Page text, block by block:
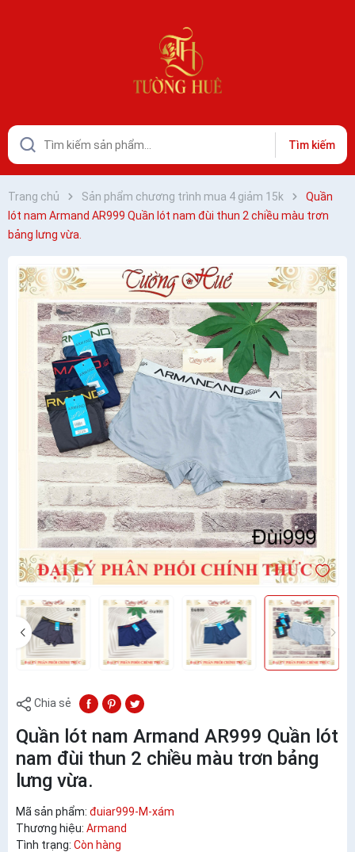
Tìm kiếm
Trang chủ Sản phẩm chương trình mua 4 giảm 15k
Quần
lót nam Armand AR999 Quần lót nam đùi thun 2 chiều màu trơn
bảng lưng vừa.
Chia sẻ
Quần lót nam Armand AR999 Quần lót
nam đùi thun 2 chiều màu trơn bảng
lưng vừa.
Mã sản phẩm: đuiar999-M-xám
Thương hiệu: Armand
Tình trạng: Còn hàng